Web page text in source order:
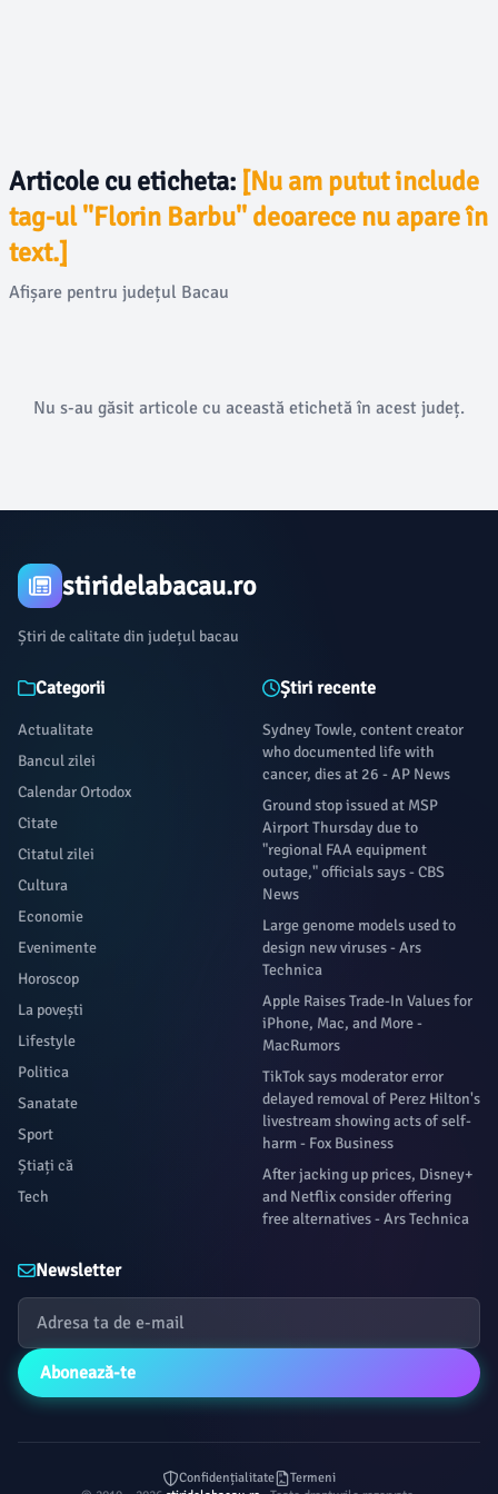
Articole cu eticheta: [Nu am putut include
tag-ul ''Florin Barbu'' deoarece nu apare în
text.]
Afișare pentru județul Bacau
Nu s-au găsit articole cu această etichetă în acest județ.
stiridelabacau.ro
Știri de calitate din județul bacau
Categorii
Actualitate
Bancul zilei
Calendar Ortodox
Citate
Citatul zilei
Cultura
Economie
Evenimente
Horoscop
La povești
Lifestyle
Politica
Sanatate
Sport
Știați că
Tech
Știri recente
Sydney Towle, content creator
who documented life with
cancer, dies at 26 - AP News
Ground stop issued at MSP
Airport Thursday due to
"regional FAA equipment
outage," officials says - CBS
News
Large genome models used to
design new viruses - Ars
Technica
Apple Raises Trade-In Values for
iPhone, Mac, and More -
MacRumors
TikTok says moderator error
delayed removal of Perez Hilton's
livestream showing acts of self-
harm - Fox Business
After jacking up prices, Disney+
and Netflix consider offering
free alternatives - Ars Technica
Newsletter
Abonează-te
Confidențialitate
Termeni